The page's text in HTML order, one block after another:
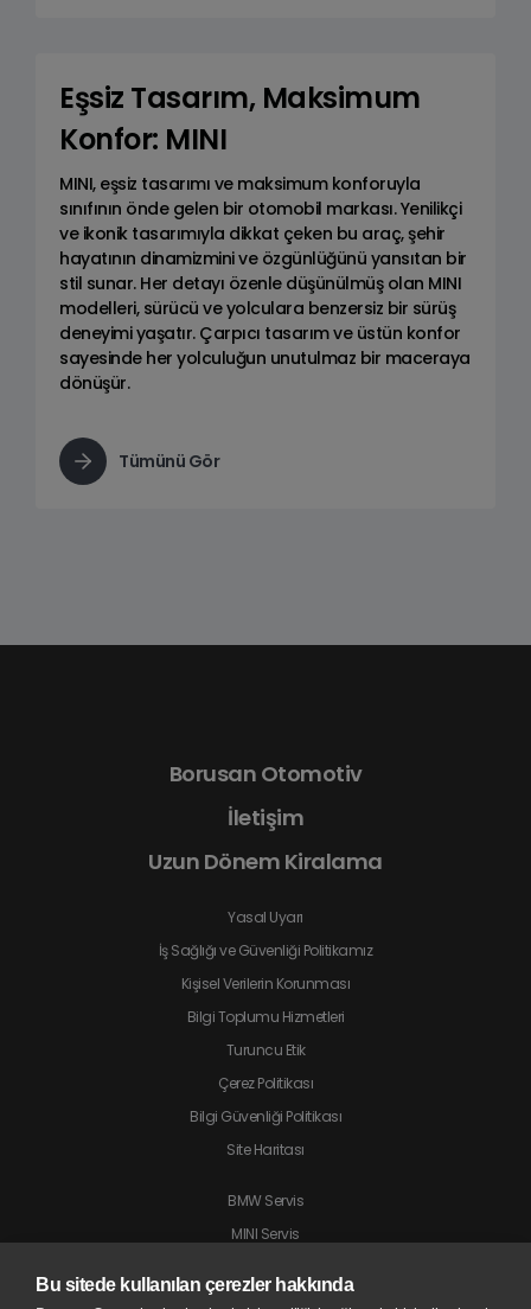
Bu sitede kullanılan çerezler hakkında
Eşsiz Tasarım, Maksimum
Konfor: MINI
MINI, eşsiz tasarımı ve maksimum konforuyla
sınıfının önde gelen bir otomobil markası. Yenilikçi
ve ikonik tasarımıyla dikkat çeken bu araç, şehir
hayatının dinamizmini ve özgünlüğünü yansıtan bir
stil sunar. Her detayı özenle düşünülmüş olan MINI
modelleri, sürücü ve yolculara benzersiz bir sürüş
deneyimi yaşatır. Çarpıcı tasarım ve üstün konfor
sayesinde her yolculuğun unutulmaz bir maceraya
dönüşür.
Tümünü Gör
Borusan Otomotiv
İletişim
Uzun Dönem Kiralama
Yasal Uyarı
İş Sağlığı ve Güvenliği Politikamız
Kişisel Verilerin Korunması
Bilgi Toplumu Hizmetleri
Turuncu Etik
Çerez Politikası
Bilgi Güvenliği Politikası
Site Haritası
BMW Servis
MINI Servis
Land Rover Servis